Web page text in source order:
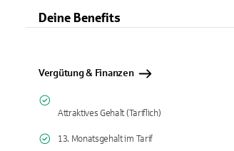
Deine Benefits
Vergütung & Finanzen
Attraktives Gehalt (Tariflich)
13. Monatsgehalt im Tarif